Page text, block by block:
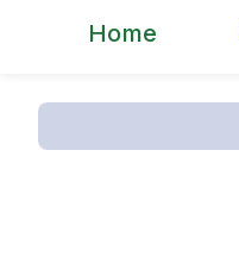
Home